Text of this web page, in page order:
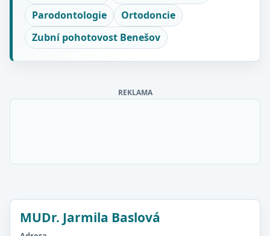
Parodontologie
Ortodoncie
Zubní pohotovost Benešov
REKLAMA
MUDr. Jarmila Baslová